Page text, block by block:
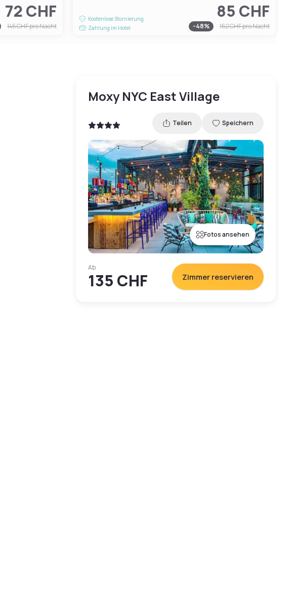
72 CHF
145 CHFpro Nacht
Kostenlose Stornierung
Zahlung im Hotel
85 CHF
-48% 162 CHFpro Nacht
Moxy NYC East Village
Teilen Speichern
Fotos ansehen
Ab
135 CHF Zimmer reservieren